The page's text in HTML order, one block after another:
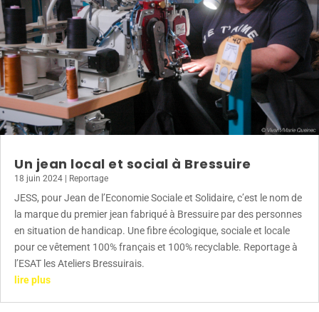
Un jean local et social à Bressuire
18 juin 2024 | Reportage
JESS, pour Jean de l’Economie Sociale et Solidaire, c’est le nom de
la marque du premier jean fabriqué à Bressuire par des personnes
en situation de handicap. Une fibre écologique, sociale et locale
pour ce vêtement 100% français et 100% recyclable. Reportage à
l’ESAT les Ateliers Bressuirais.
lire plus